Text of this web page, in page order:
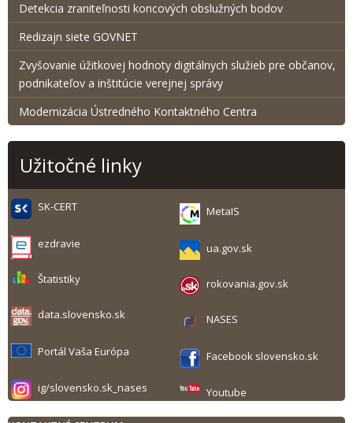
Detekcia zraniteľnosti koncových obslužných bodov
Redizajn siete GOVNET
Zvyšovanie úžitkovej hodnoty digitálnych služieb pre občanov,
podnikateľov a inštitúcie verejnej správy
Modernizácia Ústredného Kontaktného Centra
Užitočné linky
SK-CERT MetaIS
ezdravie ua.gov.sk
Štatistiky rokovania.gov.sk
data.slovensko.sk NASES
Portál Vaša Európa Facebook slovensko.sk
ig/slovensko.sk_nases Youtube